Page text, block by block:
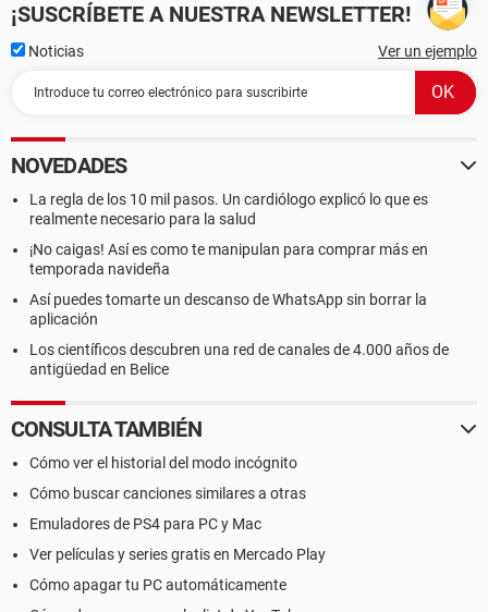
¡SUSCRÍBETE A NUESTRA NEWSLETTER!
Noticias Ver un ejemplo
NOVEDADES
La regla de los 10 mil pasos. Un cardiólogo explicó lo que es
realmente necesario para la salud
¡No caigas! Así es como te manipulan para comprar más en
temporada navideña
Así puedes tomarte un descanso de WhatsApp sin borrar la
aplicación
Los científicos descubren una red de canales de 4.000 años de
antigüedad en Belice
CONSULTA TAMBIÉN
Cómo ver el historial del modo incógnito
Cómo buscar canciones similares a otras
Emuladores de PS4 para PC y Mac
Ver películas y series gratis en Mercado Play
Cómo apagar tu PC automáticamente